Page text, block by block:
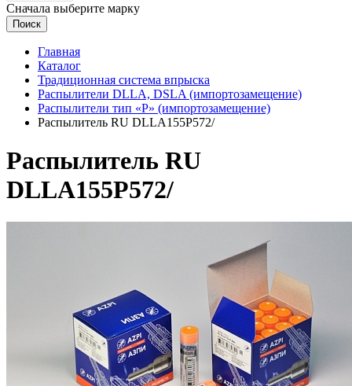
Сначала выберите марку
Поиск
Главная
Каталог
Традиционная система впрыска
Распылители DLLA, DSLA (импортозамещение)
Распылители тип «Р» (импортозамещение)
Распылитель RU DLLA155P572/
Распылитель RU
DLLA155P572/